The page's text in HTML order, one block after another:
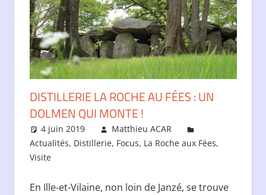
DISTILLERIE LA ROCHE AU FÉES : UN
DOLMEN QUI MONTE !
4 juin 2019
Matthieu ACAR
Actualités, Distillerie, Focus, La Roche aux Fées,
Visite
En Ille-et-Vilaine, non loin de Janzé, se trouve